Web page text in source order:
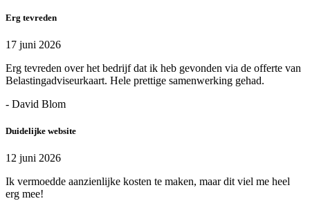
Erg tevreden
17 juni 2026
Erg tevreden over het bedrijf dat ik heb gevonden via de offerte van
Belastingadviseurkaart. Hele prettige samenwerking gehad.
- David Blom
Duidelijke website
12 juni 2026
Ik vermoedde aanzienlijke kosten te maken, maar dit viel me heel
erg mee!